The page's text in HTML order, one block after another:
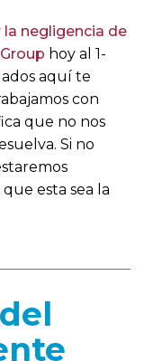
la negligencia de
hoy al 1-
aquí te
con
que no nos
Si no
esta sea la